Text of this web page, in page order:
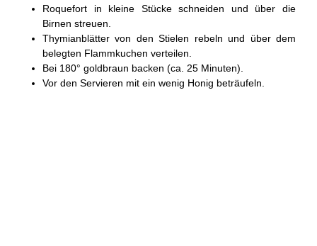
Roquefort in kleine Stücke schneiden und über die
Birnen streuen.
Thymianblätter von den Stielen rebeln und über dem
belegten Flammkuchen verteilen.
Bei 180° goldbraun backen (ca. 25 Minuten).
Vor den Servieren mit ein wenig Honig beträufeln.